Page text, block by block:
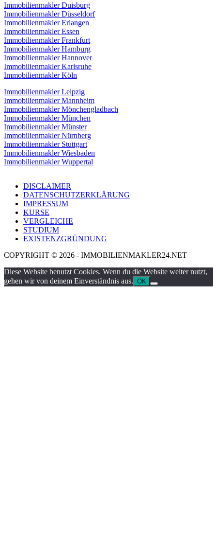
Immobilienmakler Duisburg
Immobilienmakler Düsseldorf
Immobilienmakler Erlangen
Immobilienmakler Essen
Immobilienmakler Frankfurt
Immobilienmakler Hamburg
Immobilienmakler Hannover
Immobilienmakler Karlsruhe
Immobilienmakler Köln
Immobilienmakler Leipzig
Immobilienmakler Mannheim
Immobilienmakler Mönchengladbach
Immobilienmakler München
Immobilienmakler Münster
Immobilienmakler Nürnberg
Immobilienmakler Stuttgart
Immobilienmakler Wiesbaden
Immobilienmakler Wuppertal
DISCLAIMER
DATENSCHUTZERKLÄRUNG
IMPRESSUM
KURSE
VERGLEICHE
STUDIUM
EXISTENZGRÜNDUNG
COPYRIGHT © 2026 - IMMOBILIENMAKLER24.NET
Diese Website benutzt Cookies. Wenn du die Website weiter nutzt,
gehen wir von deinem Einverständnis aus. OK